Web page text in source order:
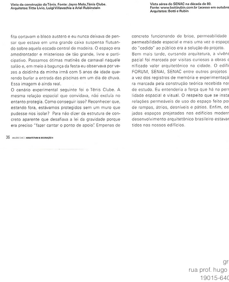
rua prof.
19015-